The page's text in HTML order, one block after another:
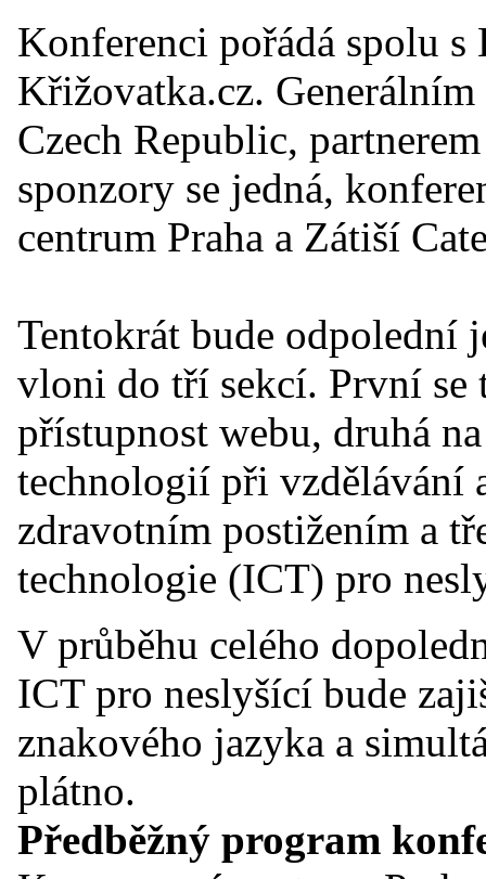
Konferenci pořádá spolu
Křižovatka.cz.
Czech Republic,
sponzory se jedná,
centrum Praha a Zátiší
Tentokrát bude odpolední
vloni do tří sekcí. První se
přístupnost webu, druhá
technologií při vzdělávání
zdravotním postižením a
technologie (ICT) pro
V průběhu celého
ICT pro neslyšící bude
znakového jazyka a
plátno.
Předběžný program